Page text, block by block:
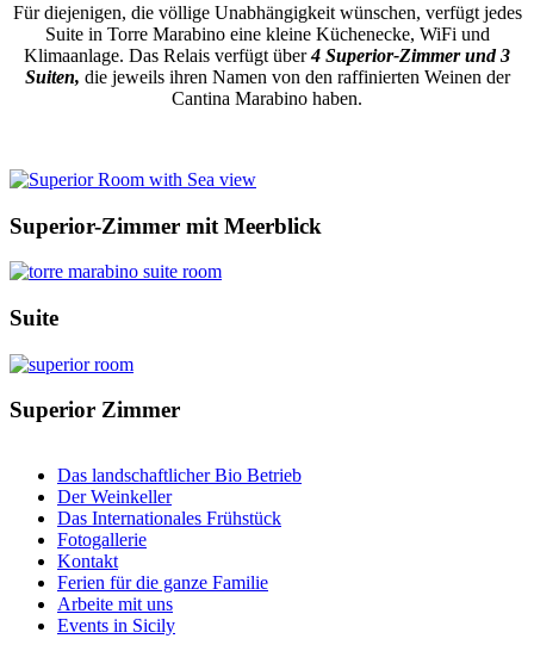
Für diejenigen, die völlige Unabhängigkeit wünschen, verfügt jedes
Suite in Torre Marabino eine kleine Küchenecke, WiFi und
Klimaanlage. Das Relais verfügt über4 Superior-Zimmer und 3
Suiten, die jeweils ihren Namen von den raffinierten Weinen der
Cantina Marabino haben.
Superior-Zimmer mit Meerblick
Suite
Superior Zimmer
Das landschaftlicher Bio Betrieb
Der Weinkeller
Das Internationales Frühstück
Fotogallerie
Kontakt
Ferien für die ganze Familie
Arbeite mit uns
Events in Sicily